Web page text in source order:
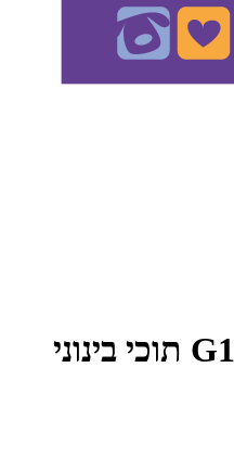
G14 תוכי בינוני